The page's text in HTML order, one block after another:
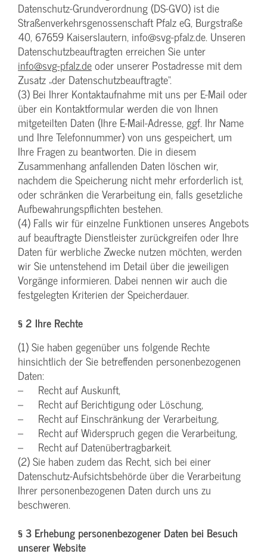
Datenschutz-Grundverordnung (DS-GVO) ist die
Straßenverkehrsgenossenschaft Pfalz eG, Burgstraße
40, 67659 Kaiserslautern, info@svg-pfalz.de. Unseren
Datenschutzbeauftragten erreichen Sie unter
info@svg-pfalz.deoder unserer Postadresse mit dem
Zusatz „der Datenschutzbeauftragte“.
(3) Bei Ihrer Kontaktaufnahme mit uns per E-Mail oder
über ein Kontaktformular werden die von Ihnen
mitgeteilten Daten (Ihre E-Mail-Adresse, ggf. Ihr Name
und Ihre Telefonnummer) von uns gespeichert, um
Ihre Fragen zu beantworten. Die in diesem
Zusammenhang anfallenden Daten löschen wir,
nachdem die Speicherung nicht mehr erforderlich ist,
oder schränken die Verarbeitung ein, falls gesetzliche
Aufbewahrungspflichten bestehen.
(4) Falls wir für einzelne Funktionen unseres Angebots
auf beauftragte Dienstleister zurückgreifen oder Ihre
Daten für werbliche Zwecke nutzen möchten, werden
wir Sie untenstehend im Detail über die jeweiligen
Vorgänge informieren. Dabei nennen wir auch die
festgelegten Kriterien der Speicherdauer.
§ 2 Ihre Rechte
(1) Sie haben gegenüber uns folgende Rechte
hinsichtlich der Sie betreffenden personenbezogenen
Daten:
– Recht auf Auskunft,
– Recht auf Berichtigung oder Löschung,
– Recht auf Einschränkung der Verarbeitung,
– Recht auf Widerspruch gegen die Verarbeitung,
– Recht auf Datenübertragbarkeit.
(2) Sie haben zudem das Recht, sich bei einer
Datenschutz-Aufsichtsbehörde über die Verarbeitung
Ihrer personenbezogenen Daten durch uns zu
beschweren.
§ 3 Erhebung personenbezogener Daten bei Besuch
unserer Website